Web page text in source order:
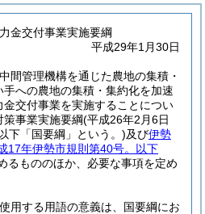
金交付事業実施要綱
平成29年1月30日
間管理機構を通じた農地の集積・
への農地の集積・集約化を加速
交付事業を実施することについ
事業実施要綱(平成26年2月6日
下「国要綱」という。)及び伊勢
17年伊勢市規則第40号。以下
るもののほか、必要な事項を定め
用する用語の意義は、国要綱にお